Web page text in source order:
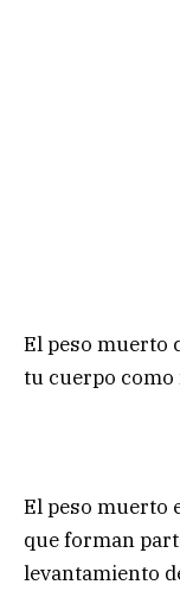
El peso muerto
tu cuerpo
El peso muerto
que forman
levantamiento